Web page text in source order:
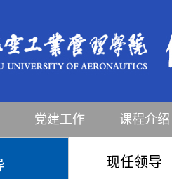
党建工作 课程介绍
现任领导